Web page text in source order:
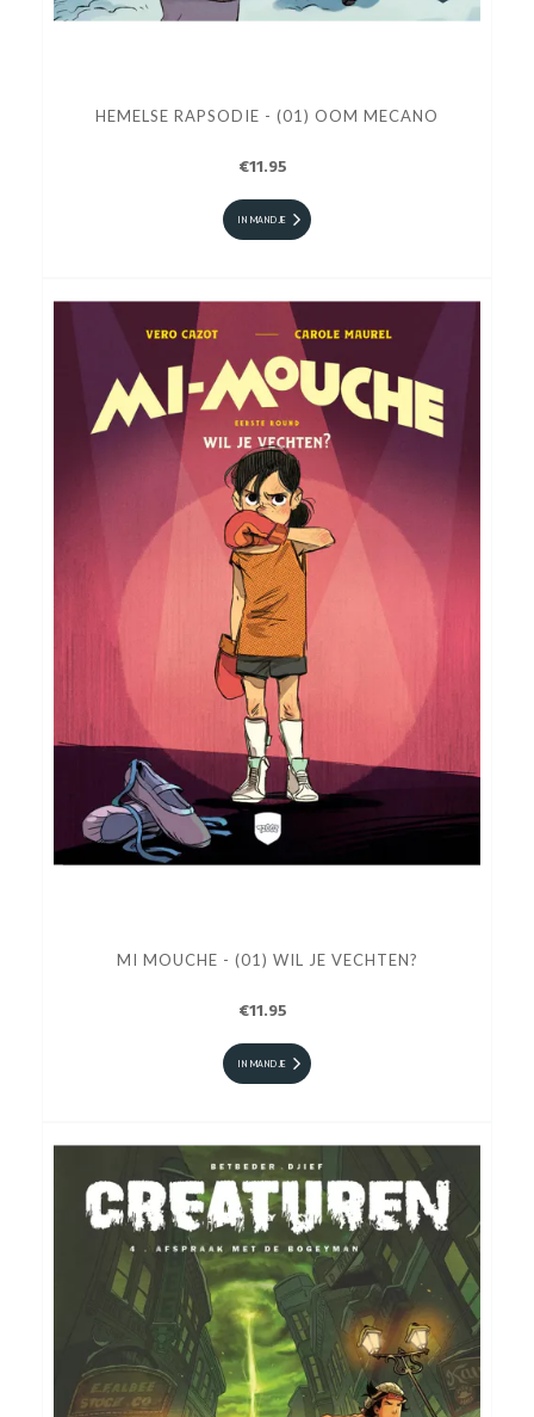
HEMELSE RAPSODIE - (01) OOM MECANO
€11.95
IN MANDJE
MI MOUCHE - (01) WIL JE VECHTEN?
€11.95
IN MANDJE